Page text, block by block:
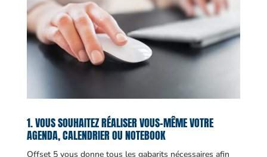
1. VOUS SOUHAITEZ RÉALISER VOUS-MÊME VOTRE
AGENDA, CALENDRIER OU NOTEBOOK
Offset 5 vous donne tous les gabarits nécessaires afin